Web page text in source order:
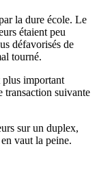
la dure école. Le
étaient peu
défavorisés de
tourné.
important
transaction suivante
sur un duplex,
vaut la peine.